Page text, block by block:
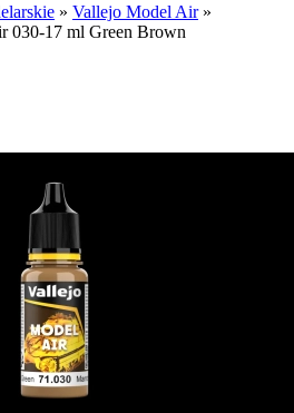
» Vallejo Model Air»
030-17 ml Green Brown